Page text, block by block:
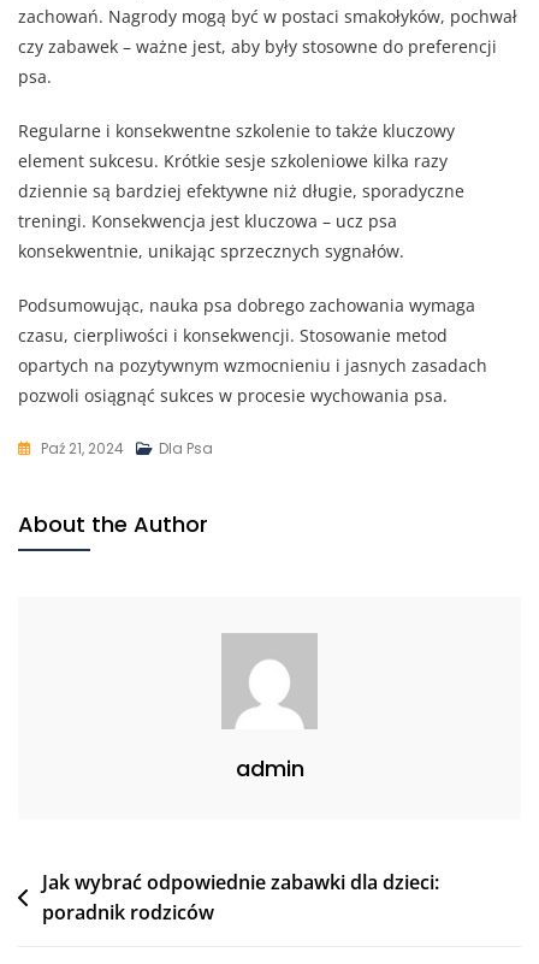
zachowań. Nagrody mogą być w postaci smakołyków, pochwał
czy zabawek – ważne jest, aby były stosowne do preferencji
psa.
Regularne i konsekwentne szkolenie to także kluczowy
element sukcesu. Krótkie sesje szkoleniowe kilka razy
dziennie są bardziej efektywne niż długie, sporadyczne
treningi. Konsekwencja jest kluczowa – ucz psa
konsekwentnie, unikając sprzecznych sygnałów.
Podsumowując, nauka psa dobrego zachowania wymaga
czasu, cierpliwości i konsekwencji. Stosowanie metod
opartych na pozytywnym wzmocnieniu i jasnych zasadach
pozwoli osiągnąć sukces w procesie wychowania psa.
Paź 21, 2024 Dla Psa
About the Author
admin
Nawigacja
wpisu
Jak wybrać odpowiednie zabawki dla dzieci:
poradnik rodziców